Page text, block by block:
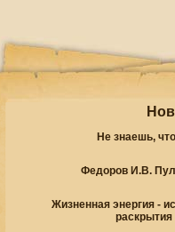
Не знаешь,
Федоров И.В.
Жизненная энергия -